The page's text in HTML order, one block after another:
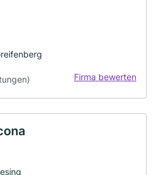
Firma bewerten